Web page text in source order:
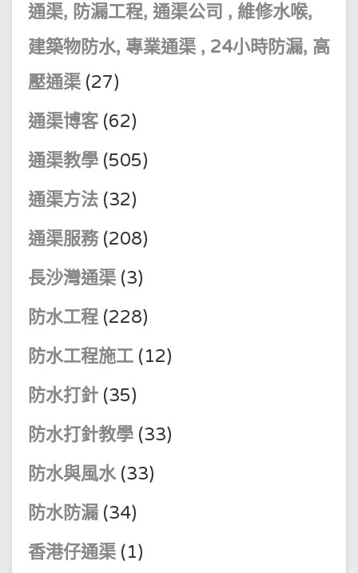
通渠, 防漏工程, 通渠公司 , 維修水喉,
建築物防水, 專業通渠 , 24小時防漏, 高
壓通渠 (27)
通渠博客(62)
通渠教學 (505)
通渠方法 (32)
通渠服務(208)
長沙灣通渠 (3)
防水工程 (228)
防水工程施工 (12)
防水打針 (35)
防水打針教學 (33)
防水與風水(33)
防水防漏 (34)
香港仔通渠 (1)